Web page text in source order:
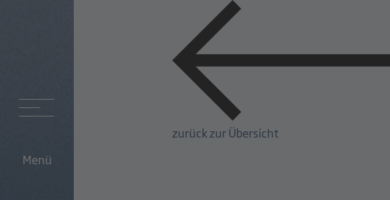
Menü
zurück zur Übersicht